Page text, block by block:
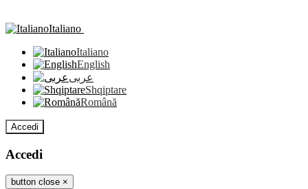
Italiano
Italiano
English
عربى
Shqiptare
Română
Accedi
Accedi
button close ×